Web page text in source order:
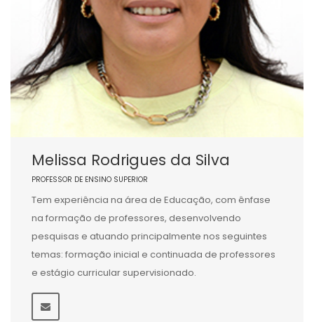
Melissa Rodrigues da Silva
PROFESSOR DE ENSINO SUPERIOR
Tem experiência na área de Educação, com ênfase
na formação de professores, desenvolvendo
pesquisas e atuando principalmente nos seguintes
temas: formação inicial e continuada de professores
e estágio curricular supervisionado.